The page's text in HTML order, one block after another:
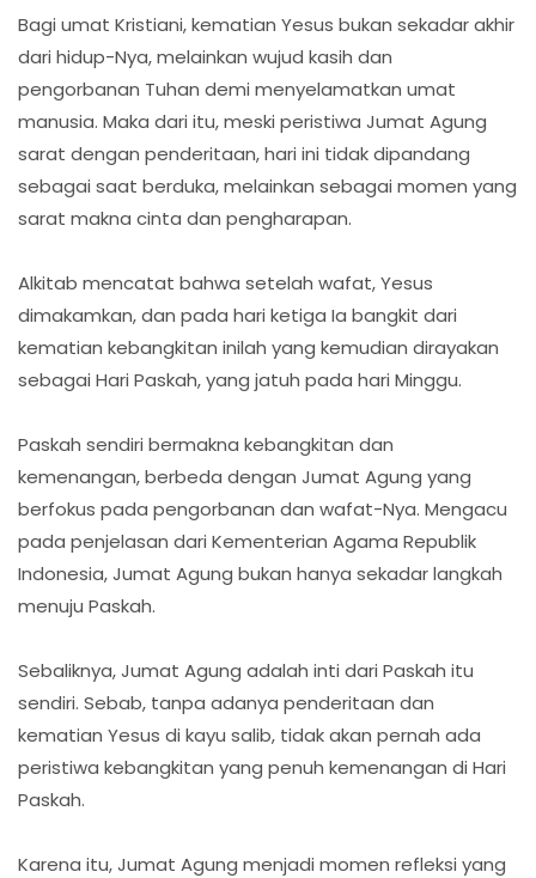
Bagi umat Kristiani, kematian Yesus bukan sekadar akhir
dari hidup-Nya, melainkan wujud kasih dan
pengorbanan Tuhan demi menyelamatkan umat
manusia. Maka dari itu, meski peristiwa Jumat Agung
sarat dengan penderitaan, hari ini tidak dipandang
sebagai saat berduka, melainkan sebagai momen yang
sarat makna cinta dan pengharapan.
Alkitab mencatat bahwa setelah wafat, Yesus
dimakamkan, dan pada hari ketiga Ia bangkit dari
kematian kebangkitan inilah yang kemudian dirayakan
sebagai Hari Paskah, yang jatuh pada hari Minggu.
Paskah sendiri bermakna kebangkitan dan
kemenangan, berbeda dengan Jumat Agung yang
berfokus pada pengorbanan dan wafat-Nya. Mengacu
pada penjelasan dari Kementerian Agama Republik
Indonesia, Jumat Agung bukan hanya sekadar langkah
menuju Paskah.
Sebaliknya, Jumat Agung adalah inti dari Paskah itu
sendiri. Sebab, tanpa adanya penderitaan dan
kematian Yesus di kayu salib, tidak akan pernah ada
peristiwa kebangkitan yang penuh kemenangan di Hari
Paskah.
Karena itu, Jumat Agung menjadi momen refleksi yang